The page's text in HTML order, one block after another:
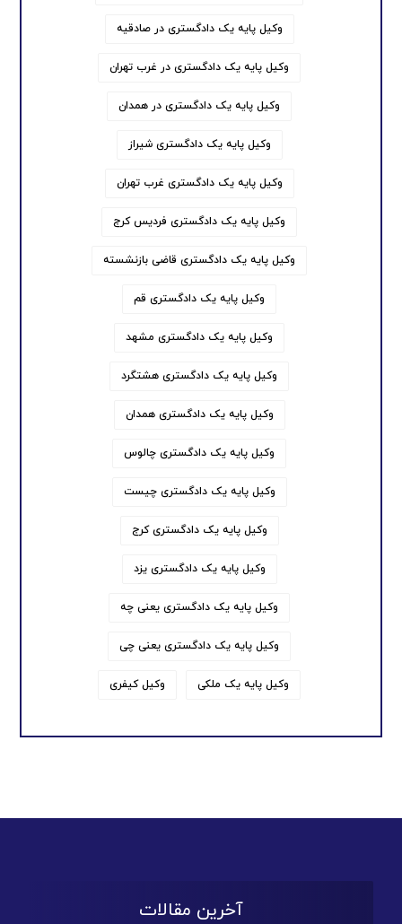
وکیل پایه یک دادگستری در صادقیه
وکیل پایه یک دادگستری در غرب تهران
وکیل پایه یک دادگستری در همدان
وکیل پایه یک دادگستری شیراز
وکیل پایه یک دادگستری غرب تهران
وکیل پایه یک دادگستری فردیس کرج
وکیل پایه یک دادگستری قاضی بازنشسته
وکیل پایه یک دادگستری قم
وکیل پایه یک دادگستری مشهد
وکیل پایه یک دادگستری هشتگرد
وکیل پایه یک دادگستری همدان
وکیل پایه یک دادگستری چالوس
وکیل پایه یک دادگستری چیست
وکیل پایه یک دادگستری کرج
وکیل پایه یک دادگستری یزد
وکیل پایه یک دادگستری یعنی چه
وکیل پایه یک دادگستری یعنی چی
وکیل پایه یک ملکی وکیل کیفری
آخرین مقالات